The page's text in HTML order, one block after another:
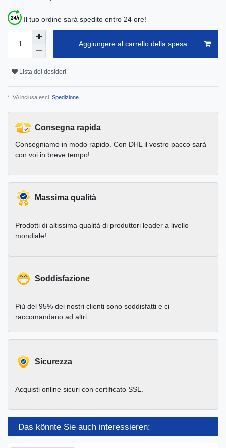
Il tuo ordine sarà spedito entro 24 ore!
Aggiungere al carrello della spesa
Lista dei desideri
* IVA inclusa escl. Spedizione
Consegna rapida
Consegniamo in modo rapido. Con DHL il vostro pacco sarà
con voi in breve tempo!
Massima qualità
Prodotti di altissima qualità di produttori leader a livello
mondiale!
Soddisfazione
Più del 95% dei nostri clienti sono soddisfatti e ci
raccomandano ad altri.
Sicurezza
Acquisti online sicuri con certificato SSL.
Das könnte Sie auch interessieren: